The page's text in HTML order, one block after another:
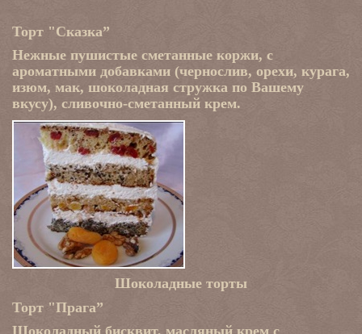
Торт "Сказка”
Нежные пушистые сметанные коржи, с
ароматными добавками (чернослив, орехи, курага,
изюм, мак, шоколадная стружка по Вашему
вкусу), сливочно-сметанный крем.
Шоколадные торты
Торт "Прага”
Шоколадный бисквит, масляный крем с